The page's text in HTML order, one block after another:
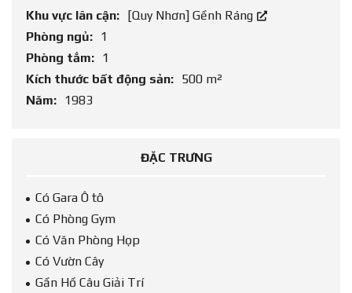
Khu vực lân cận:
[Quy Nhơn] Gềnh Ráng
Phòng ngủ: 1
Phòng tắm: 1
Kích thước bất động sản: 500 m²
Năm: 1983
ĐẶC TRƯNG
Có Gara Ô tô
Có Phòng Gym
Có Văn Phòng Họp
Có Vườn Cây
Gần Hồ Câu Giải Trí